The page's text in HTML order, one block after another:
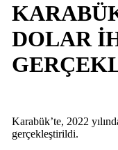
DOLAR
Karabük’te, 2022
gerçekleştirildi.